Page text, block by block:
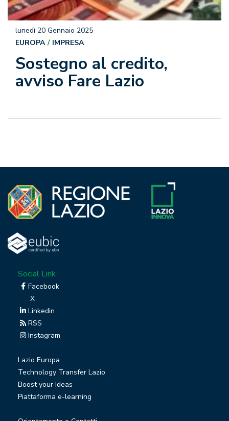
Sostegno al credito,
avviso Fare Lazio
lunedì 20 Gennaio 2025
EUROPA
IMPRESA
Social Link
Facebook
X
Linkedin
RSS
Instagram
Lazio Europa
Technology Transfer Lazio
Boost your Ideas
Piattaforma e-learning